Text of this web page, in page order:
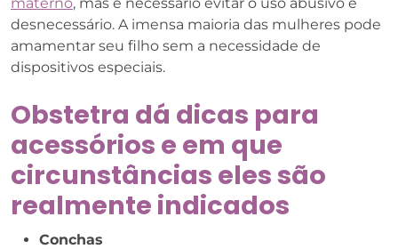
desnecessário. A imensa maioria das mulheres pode
amamentar seu filho sem a necessidade de
dispositivos especiais.
Obstetra dá dicas para
acessórios e em que
circunstâncias eles são
realmente indicados
Conchas